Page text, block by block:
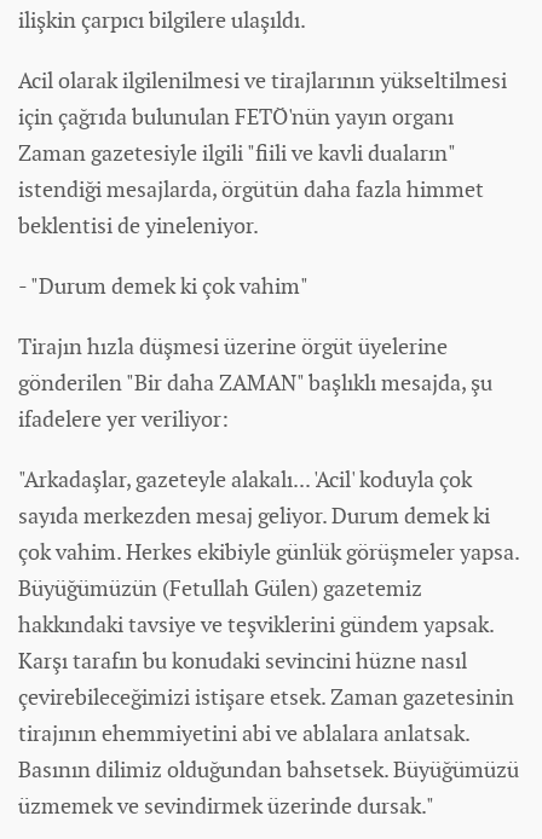
ilişkin çarpıcı bilgilere ulaşıldı.
Acil olarak ilgilenilmesi ve tirajlarının yükseltilmesi
için çağrıda bulunulan FETÖ'nün yayın organı
Zaman gazetesiyle ilgili "fiili ve kavli duaların"
istendiği mesajlarda, örgütün daha fazla himmet
beklentisi de yineleniyor.
- "Durum demek ki çok vahim"
Tirajın hızla düşmesi üzerine örgüt üyelerine
gönderilen "Bir daha ZAMAN" başlıklı mesajda, şu
ifadelere yer veriliyor:
"Arkadaşlar, gazeteyle alakalı... 'Acil' koduyla çok
sayıda merkezden mesaj geliyor. Durum demek ki
çok vahim. Herkes ekibiyle günlük görüşmeler yapsa.
Büyüğümüzün (Fetullah Gülen) gazetemiz
hakkındaki tavsiye ve teşviklerini gündemyapsak.
Karşı tarafın bu konudaki sevincini hüzne nasıl
çevirebileceğimizi istişare etsek. Zaman gazetesinin
tirajının ehemmiyetini abi ve ablalara anlatsak.
Basının dilimiz olduğundan bahsetsek. Büyüğümüzü
üzmemek ve sevindirmek üzerinde dursak."